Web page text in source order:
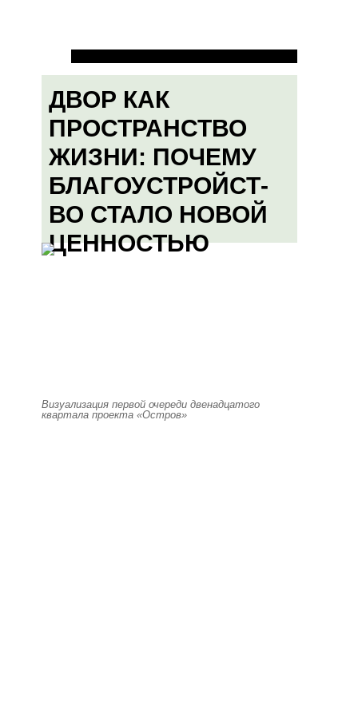
ДВОР КАК
ПРОСТРАНСТВО
ЖИЗНИ: ПОЧЕМУ
БЛАГОУСТРОЙСТ-
ВО СТАЛО НОВОЙ
ЦЕННОСТЬЮ
Визуализация первой очереди двенадцатого
квартала проекта «Остров»